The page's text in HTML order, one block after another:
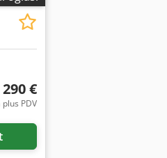
290 €
plus PDV